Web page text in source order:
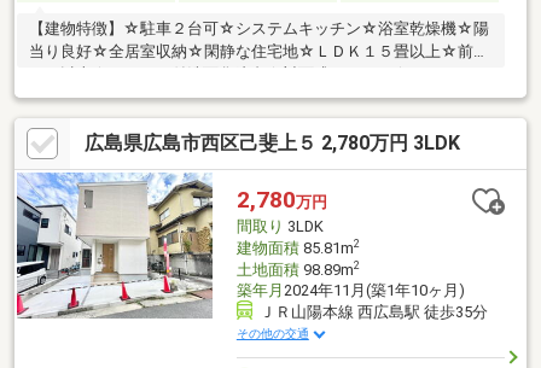
【建物特徴】☆駐車２台可☆システムキッチン☆浴室乾燥機☆陽
当り良好☆全居室収納☆閑静な住宅地☆ＬＤＫ１５畳以上☆前道
６ｍ以上☆シャワー付洗面化粧台☆対面式キッチン☆トイレ２ヶ
所☆浴室１坪以上☆２階建☆２面以上バルコニー☆複層ガラス☆
床下収納☆浴室に窓☆ＴＶモニタ付インターホン☆通風良好☆Ｉ
Ｈクッキングヒーター☆リビング階段☆食器洗乾燥機☆オール電
化
広島県広島市西区己斐上５ 2,780万円 3LDK
2,780万円
間取り 3LDK
建物面積85.81m2
土地面積98.89m2
築年月 2024年11月(築1年10ヶ月)
ＪＲ山陽本線 西広島駅 徒歩35分
その他の交通